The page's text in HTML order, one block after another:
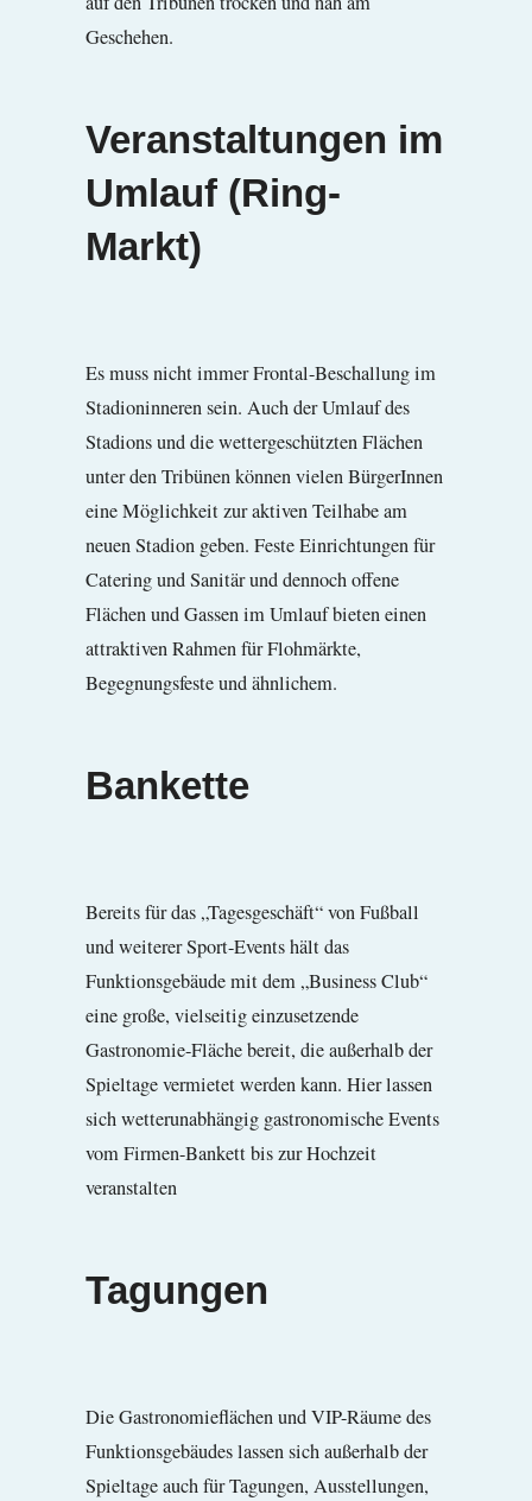
Geschehen.
Veranstaltungen im
Umlauf (Ring-
Markt)
Es muss nicht immer Frontal-Beschallung im
Stadioninneren sein. Auch der Umlauf des
Stadions und die wettergeschützten Flächen
unter den Tribünen können vielen BürgerInnen
eine Möglichkeit zur aktiven Teilhabe am
neuen Stadion geben. Feste Einrichtungen für
Catering und Sanitär und dennoch offene
Flächen und Gassen im Umlauf bieten einen
attraktiven Rahmen für Flohmärkte,
Begegnungsfeste und ähnlichem.
Bankette
Bereits für das „Tagesgeschäft“ von Fußball
und weiterer Sport-Events hält das
Funktionsgebäude mit dem „Business Club“
eine große, vielseitig einzusetzende
Gastronomie-Fläche bereit, die außerhalb der
Spieltage vermietet werden kann. Hier lassen
sich wetterunabhängig gastronomische Events
vom Firmen-Bankett bis zur Hochzeit
veranstalten
Tagungen
Die Gastronomieflächen und VIP-Räume des
Funktionsgebäudes lassen sich außerhalb der
Spieltage auch für Tagungen, Ausstellungen,